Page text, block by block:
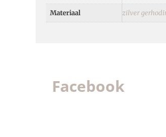
Materiaal zilver
Facebook